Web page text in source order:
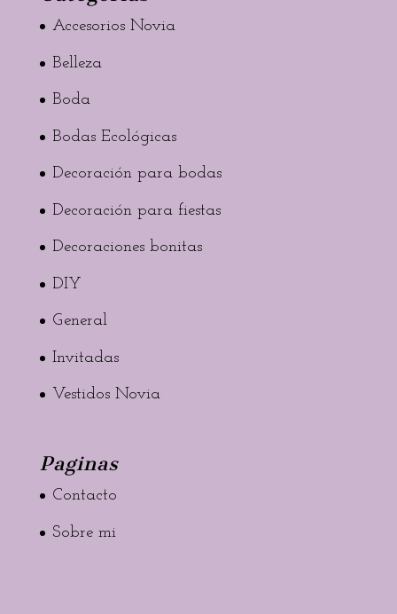
Accesorios Novia
Belleza
Boda
Bodas Ecológicas
Decoración para bodas
Decoración para fiestas
Decoraciones bonitas
DIY
General
Invitadas
Vestidos Novia
Paginas
Contacto
Sobre mi